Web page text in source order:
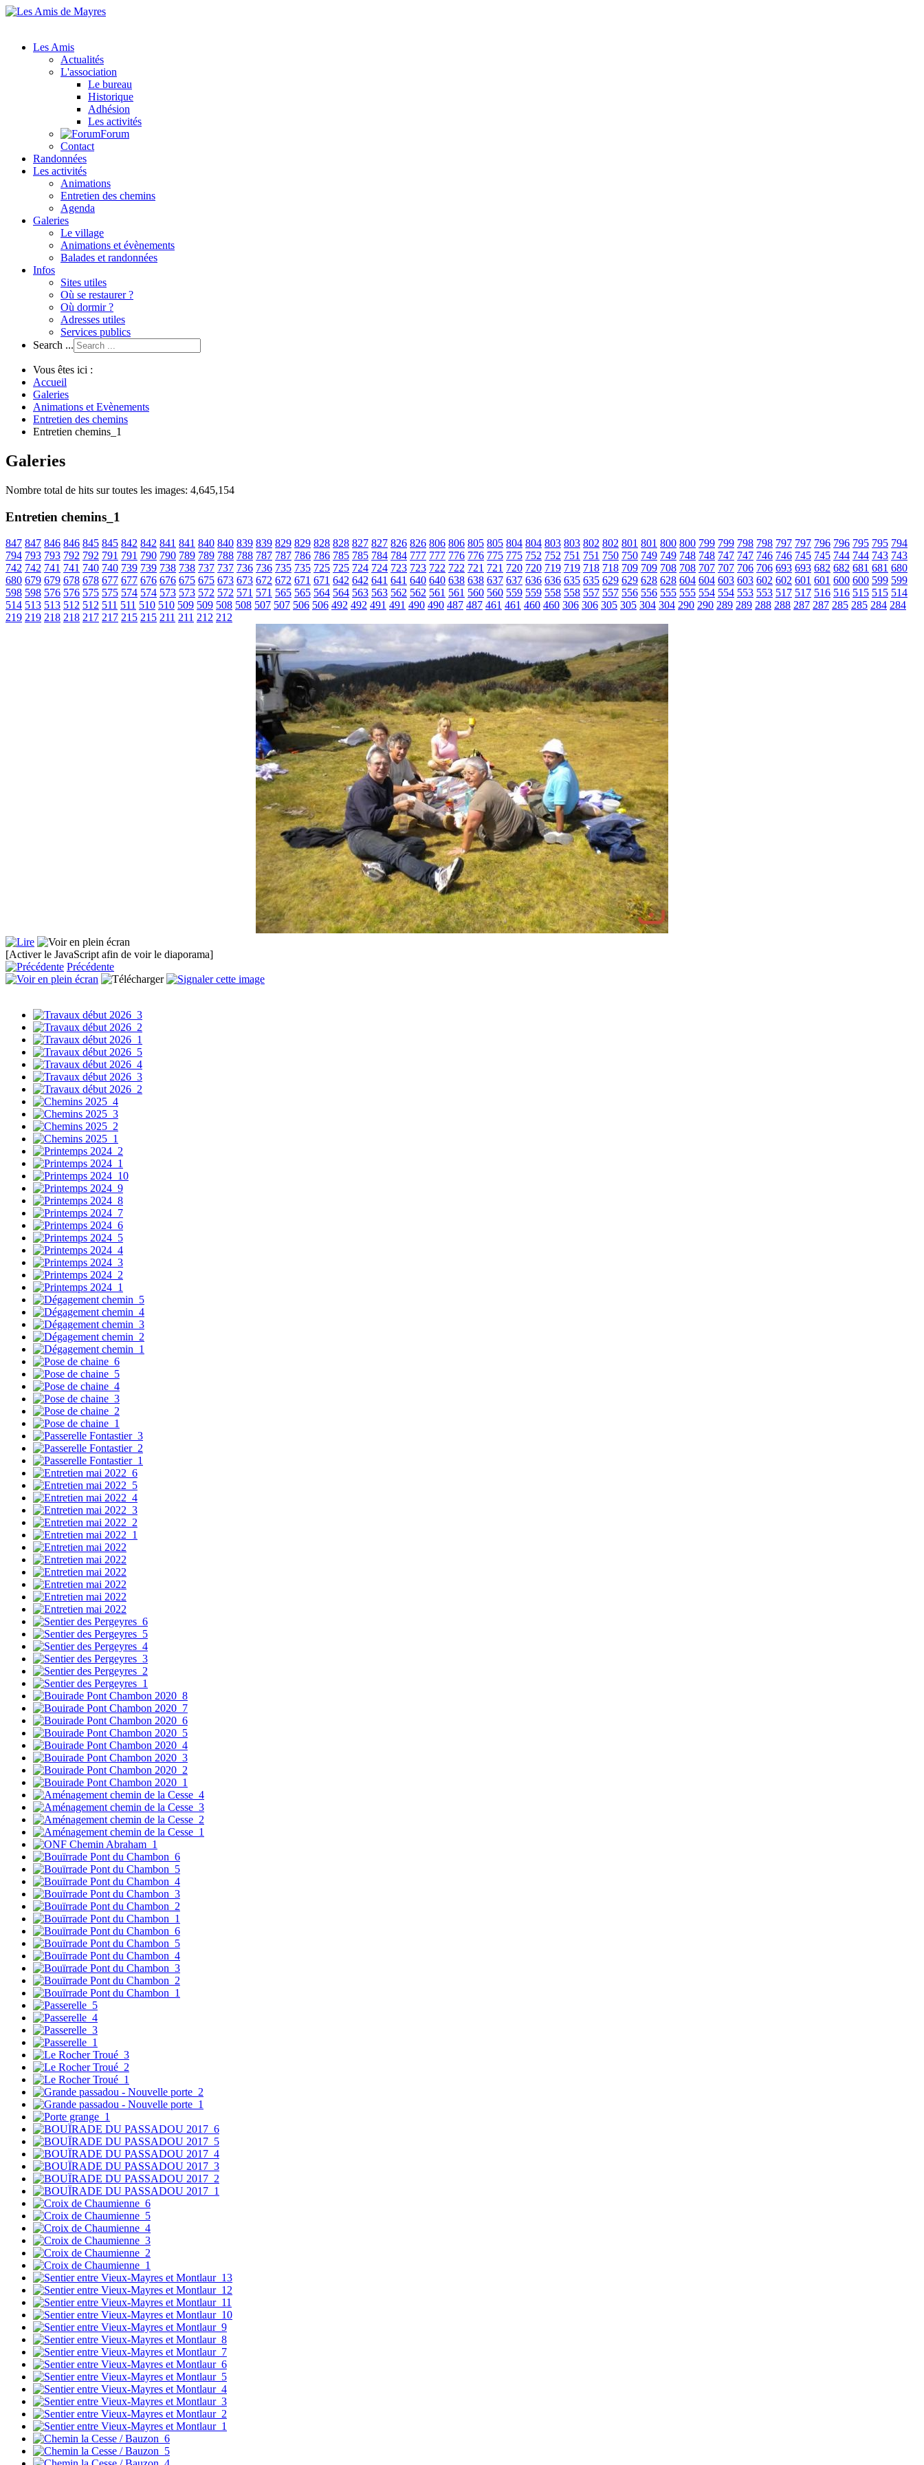
Les Amis
Actualités
L'association
Le bureau
Historique
Adhésion
Les activités
Forum
Contact
Randonnées
Les activités
Animations
Entretien des chemins
Agenda
Galeries
Le village
Animations et évènements
Balades et randonnées
Infos
Sites utiles
Où se restaurer ?
Où dormir ?
Adresses utiles
Services publics
Search ...
Vous êtes ici :
Accueil
Galeries
Animations et Evènements
Entretien des chemins
Entretien chemins_1
Galeries
Nombre total de hits sur toutes les images: 4,645,154
Entretien chemins_1
847 847 846 846 845 845 842 842 841 841 840 840 839 839 829 829 828 828 827 827 826 826 806 806 805 805 804 804 803 803 802 802 801 801 800 800 799 799 798 798 797 797 796 796 795 795 794
794 793 793 792 792 791 791 790 790 789 789 788 788 787 787 786 786 785 785 784 784 777 777 776 776 775 775 752 752 751 751 750 750 749 749 748 748 747 747 746 746 745 745 744 744 743 743
742 742 741 741 740 740 739 739 738 738 737 737 736 736 735 735 725 725 724 724 723 723 722 722 721 721 720 720 719 719 718 718 709 709 708 708 707 707 706 706 693 693 682 682 681 681 680
680 679 679 678 678 677 677 676 676 675 675 673 673 672 672 671 671 642 642 641 641 640 640 638 638 637 637 636 636 635 635 629 629 628 628 604 604 603 603 602 602 601 601 600 600 599 599
598 598 576 576 575 575 574 574 573 573 572 572 571 571 565 565 564 564 563 563 562 562 561 561 560 560 559 559 558 558 557 557 556 556 555 555 554 554 553 553 517 517 516 516 515 515 514
514 513 513 512 512 511 511 510 510 509 509 508 508 507 507 506 506 492 492 491 491 490 490 487 487 461 461 460 460 306 306 305 305 304 304 290 290 289 289 288 288 287 287 285 285 284 284
219 219 218 218 217 217 215 215 211 211 212 212
[Activer le JavaScript afin de voir le diaporama]
Précédente